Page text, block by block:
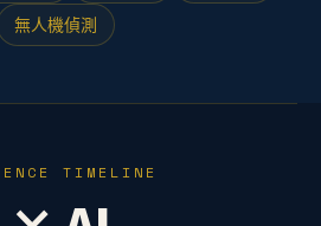
無人機偵測
TIMELINE